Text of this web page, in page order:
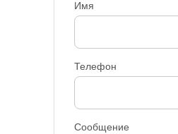
Имя
Телефон
Сообщение